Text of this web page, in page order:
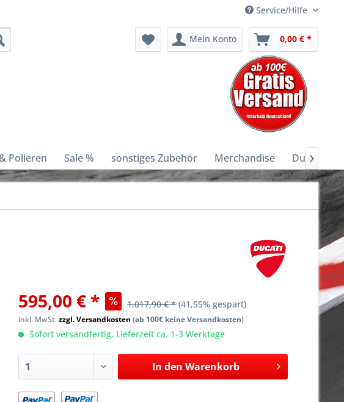
Service/Hilfe
Mein Konto 0,00 € *
Polieren Sale % sonstiges Zubehör Merchandise Ducati E-

595,00 € * 1.017,90 € * (41,55% gespart)
inkl. MwSt.zzgl. Versandkosten (ab 100€ keine Versandkosten)
Sofort versandfertig, Lieferzeit ca. 1-3 Werktage
In den Warenkorb